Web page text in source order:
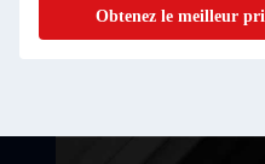
le meilleur prix